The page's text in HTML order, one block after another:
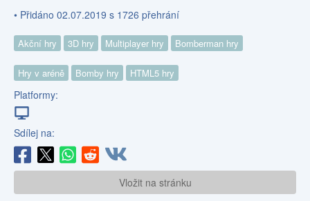
• Přidáno 02.07.2019 s 1726 přehrání
Akční hry 3D hry Multiplayer hry Bomberman hry
Hry v aréně Bomby hry HTML5 hry
Platformy:
Sdílej na:
Vložit na stránku